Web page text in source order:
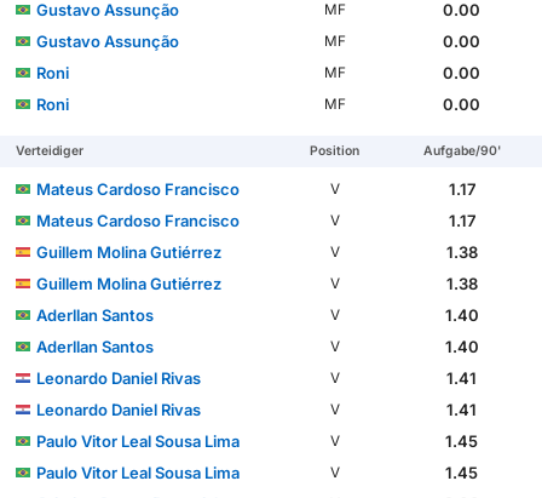
Gustavo Assunção
MF
0.00
Gustavo Assunção
MF
0.00
Roni
MF
0.00
Roni
MF 0.00
Verteidiger Position Aufgabe/90'
Mateus Cardoso Francisco V
1.17
Mateus Cardoso Francisco
V
1.17
Guillem Molina Gutiérrez
V
1.38
Guillem Molina Gutiérrez
V
1.38
Aderllan Santos
V
1.40
Aderllan Santos
V
1.40
Leonardo Daniel Rivas
V
1.41
Leonardo Daniel Rivas
V
1.41
Paulo Vitor Leal Sousa Lima
V
1.45
Paulo Vitor Leal Sousa Lima
V
1.45